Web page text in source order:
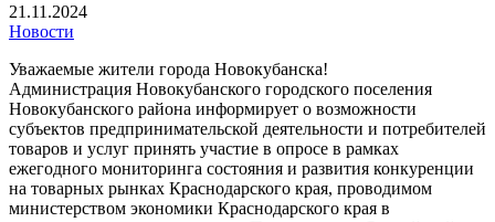
21.11.2024
Новости
Уважаемые жители города Новокубанска!
Администрация Новокубанского городского поселения
Новокубанского района информирует о возможности
субъектов предпринимательской деятельности и потребителей
товаров и услуг принять участие в опросе в рамках
ежегодного мониторинга состояния и развития конкуренции
на товарных рынках Краснодарского края, проводимом
министерством экономики Краснодарского края в